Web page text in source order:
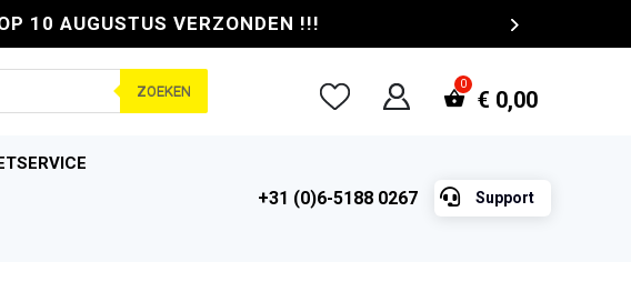
10 AUGUSTUS VERZONDEN !!!
ZOEKEN € 0,00
+31 (0)6-5188 0267  Support